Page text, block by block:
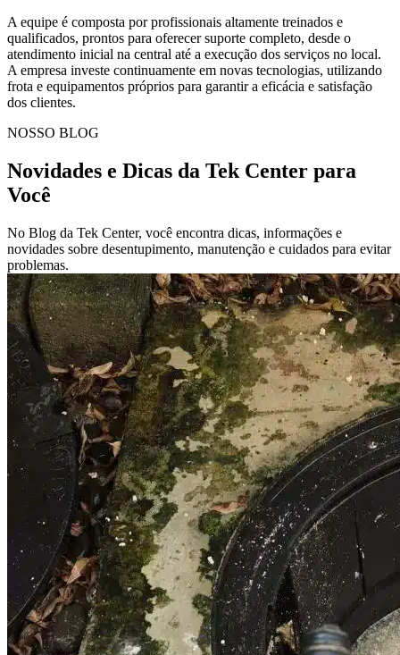
A equipe é composta por profissionais altamente treinados e
qualificados, prontos para oferecer suporte completo, desde o
atendimento inicial na central até a execução dos serviços no local.
A empresa investe continuamente em novas tecnologias, utilizando
frota e equipamentos próprios para garantir a eficácia e satisfação
dos clientes.
NOSSO BLOG
Novidades e Dicas da Tek Center para
Você
No Blog da Tek Center, você encontra dicas, informações e
novidades sobre desentupimento, manutenção e cuidados para evitar
problemas.